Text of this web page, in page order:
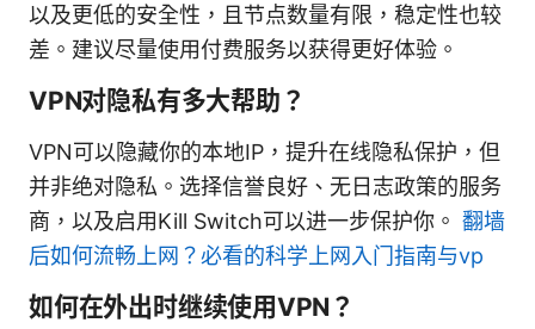
以及更低的安全性，且节点数量有限，稳定性也较
差。建议尽量使用付费服务以获得更好体验。
VPN对隐私有多大帮助？
VPN可以隐藏你的本地IP，提升在线隐私保护，但
并非绝对隐私。选择信誉良好、无日志政策的服务
商，以及启用Kill Switch可以进一步保护你。 翻墙
后如何流畅上网？必看的科学上网入门指南与vp
如何在外出时继续使用VPN？